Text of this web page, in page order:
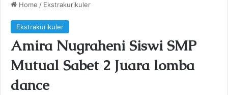
Home / Ekstrakurikuler
Ekstrakurikuler
Amira Nugraheni Siswi SMP
Mutual Sabet 2 Juara lomba
dance